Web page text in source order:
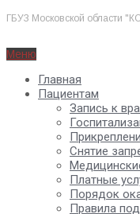
ГБУЗ Московской
Меню
Главная
Пациентам
Запись к
Снятие
Платные
Порядок
Правила